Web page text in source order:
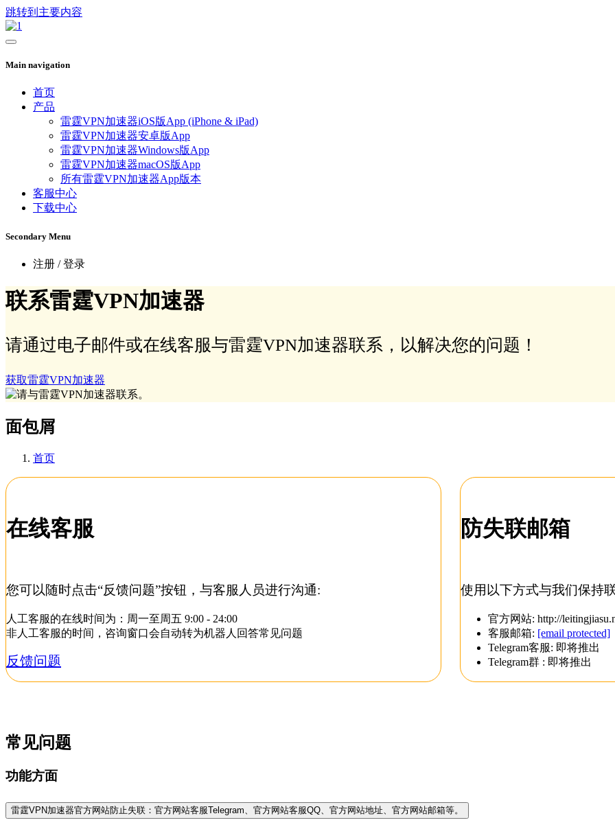
跳转到主要内容
Main navigation
首页
产品
雷霆VPN加速器iOS版App (iPhone & iPad)
雷霆VPN加速器安卓版App
雷霆VPN加速器Windows版App
雷霆VPN加速器macOS版App
所有雷霆VPN加速器App版本
客服中心
下载中心
Secondary Menu
注册 / 登录
联系雷霆VPN加速器
请通过电子邮件或在线客服与雷霆VPN加速器联系，以解决您的问题！
获取雷霆VPN加速器
面包屑
首页
在线客服
您可以随时点击“反馈问题”按钮，与客服人员进行沟通:
人工客服的在线时间为：周一至周五 9:00 - 24:00
非人工客服的时间，咨询窗口会自动转为机器人回答常见问题
反馈问题
防失联邮箱
使用以下方式与我们保持
官方网站: http://
客服邮箱: [email protected]
Telegram客服: 即将推出
Telegram群 : 即将推出
常见问题
功能方面
雷霆VPN加速器官方网站防止失联：官方网站客服Telegram、官方网站客服QQ、官方网站地址、官方网站邮箱等。